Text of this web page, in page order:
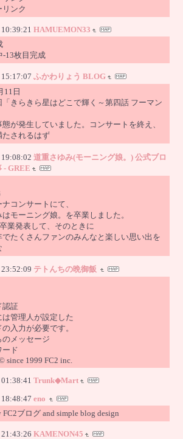
リンク
HAMUEMON33
-13枚目完成
ふかわりょう BLOG
11日
「きらきら星はどこで輝く～第四話 フーマン
が発生していました。コンサートを終え、
たされるはず
道重さゆみ(モーニング娘。) 公式ブロ
- GREE
コンサートにて、
モーニング娘。を卒業しました。
業発表して、そのときに
でたくさんファンのみんなと楽しい思い出を
テトんちの晩御飯
認証
は管理人が設定した
入力が必要です。
メッセージ
ード
since 1999 FC2 inc.
Trunk◆Mart
eno
FC2ブログ and simple blog design
KAMENON45